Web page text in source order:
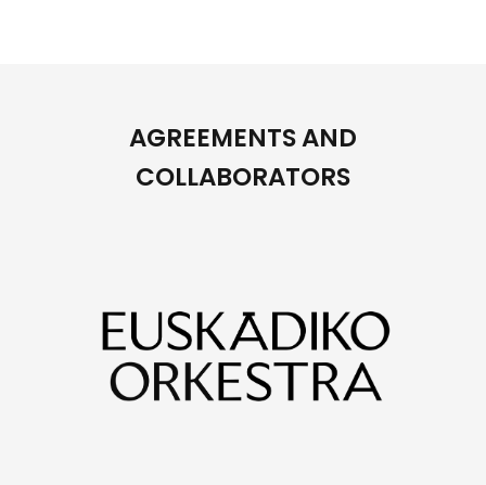
AGREEMENTS AND
COLLABORATORS